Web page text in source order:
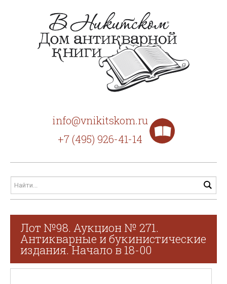
info@vnikitskom.ru
+7 (495) 926-41-14
Лот №98. Аукцион № 271.
Антикварные и букинистические
издания. Начало в 18-00